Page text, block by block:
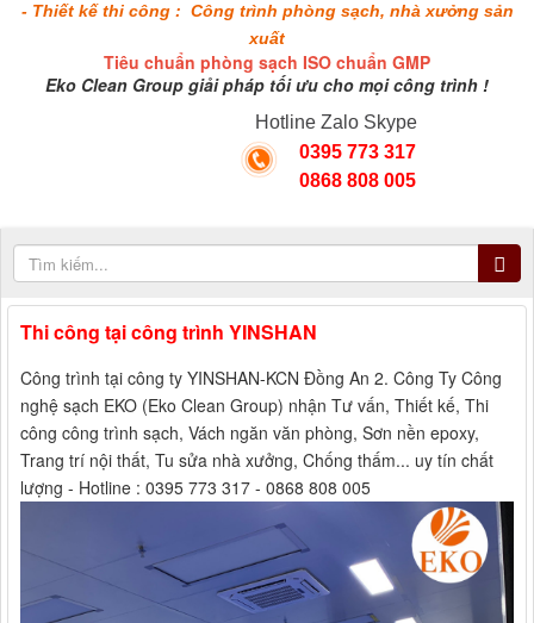
- Thiết kế thi công : Công trình phòng sạch, nhà xưởng sản
xuất
Tiêu chuẩn phòng sạch ISO chuẩn GMP
Eko Clean Group giải pháp tối ưu cho mọi công trình !
Hotline Zalo Skype
0395 773 317
0868 808 005
Thi công tại công trình YINSHAN
Công trình tại công ty YINSHAN-KCN Đồng An 2. Công Ty Công
nghệ sạch EKO (Eko Clean Group) nhận Tư vấn, Thiết kế, Thi
công công trình sạch, Vách ngăn văn phòng, Sơn nền epoxy,
Trang trí nội thất, Tu sửa nhà xưởng, Chống thấm... uy tín chất
lượng - Hotline : 0395 773 317 - 0868 808 005